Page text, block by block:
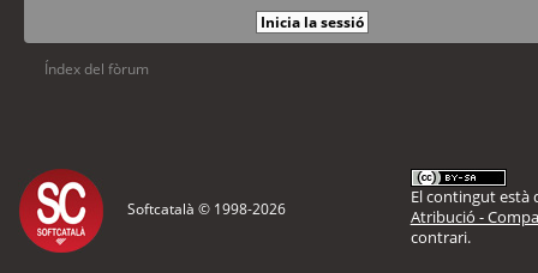
Índex del fòrum
Softcatalà © 1998-2026
El contingut està
Atribució -
contrari.